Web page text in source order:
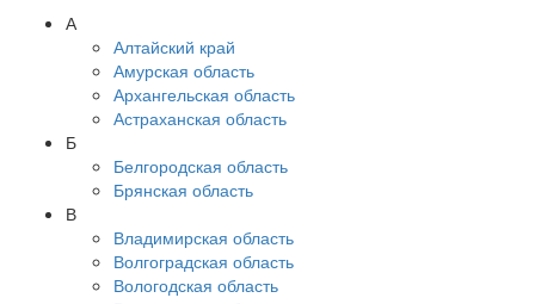
А
Алтайский край
Амурская область
Архангельская область
Астраханская область
Б
Белгородская область
Брянская область
В
Владимирская область
Волгоградская область
Вологодская область